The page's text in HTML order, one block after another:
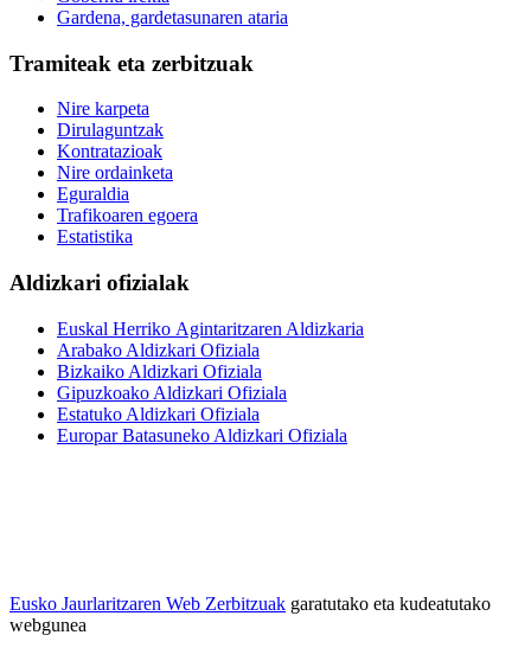
Gardena, gardetasunaren ataria
Tramiteak eta zerbitzuak
Nire karpeta
Dirulaguntzak
Kontratazioak
Nire ordainketa
Eguraldia
Trafikoaren egoera
Estatistika
Aldizkari ofizialak
Euskal Herriko Agintaritzaren Aldizkaria
Arabako Aldizkari Ofiziala
Bizkaiko Aldizkari Ofiziala
Gipuzkoako Aldizkari Ofiziala
Estatuko Aldizkari Ofiziala
Europar Batasuneko Aldizkari Ofiziala
Eusko Jaurlaritzaren Web Zerbitzuak garatutako eta kudeatutako
webgunea